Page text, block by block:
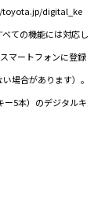
toyota.jp/digital_ke
ての機能には対応し
マートフォンに登録
場合があります）。
ー5本）のデジタルキ